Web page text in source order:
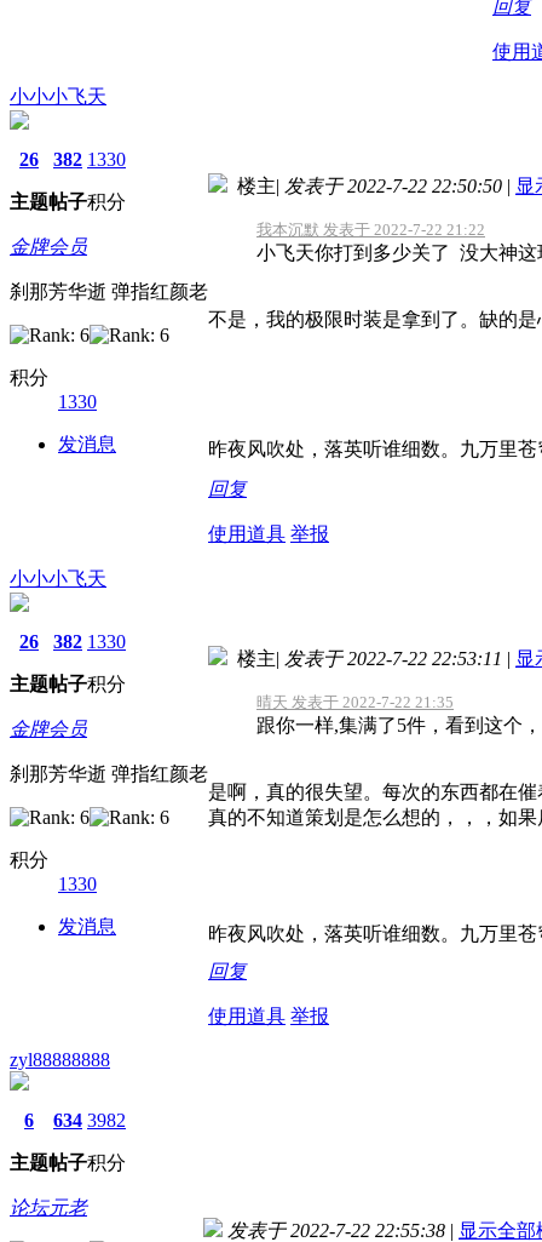
回复
使用
小小小飞天
26
主题
382
帖子
1330
积分
金牌会员
刹那芳华逝 弹指红颜老
积分
1330
发消息
楼主| 发表于 2022-7-22 22:50:50 | 显
我本沉默 发表于 2022-7-22 21:22
小飞天你打到多少关了 没大神
不是，我的极限时装是拿到了。缺的
昨夜风吹处，落英听谁细数。九万里
回复
使用道具 举报
小小小飞天
26
主题
382
帖子
1330
积分
金牌会员
刹那芳华逝 弹指红颜老
积分
1330
发消息
楼主| 发表于 2022-7-22 22:53:11 | 显
晴天 发表于 2022-7-22 21:35
跟你一样,集满了5件，看到这个
是啊，真的很失望。每次的东西都在
真的不知道策划是怎么想的，，，如
昨夜风吹处，落英听谁细数。九万里
回复
使用道具 举报
zyl88888888
6
主题
634
帖子
3982
积分
论坛元老
发表于 2022-7-22 22:55:38 | 显示全部